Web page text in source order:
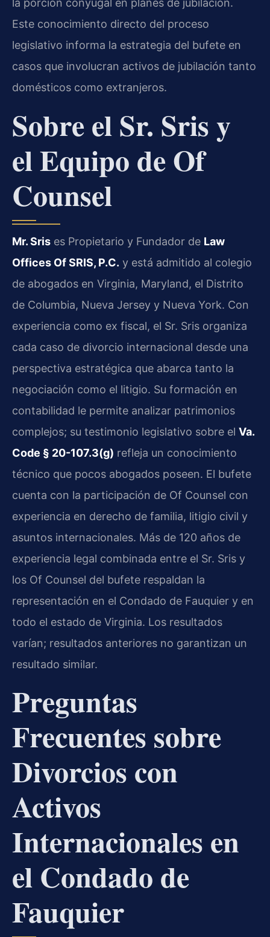
la porción conyugal en planes de jubilación.
Este conocimiento directo del proceso
legislativo informa la estrategia del bufete en
casos que involucran activos de jubilación tanto
domésticos como extranjeros.
Sobre el Sr. Sris y
el Equipo de Of
Counsel
Mr. Sris es Propietario y Fundador de Law
Offices Of SRIS, P.C. y está admitido al colegio
de abogados en Virginia, Maryland, el Distrito
de Columbia, Nueva Jersey y Nueva York. Con
experiencia como ex fiscal, el Sr. Sris organiza
cada caso de divorcio internacional desde una
perspectiva estratégica que abarca tanto la
negociación como el litigio. Su formación en
contabilidad le permite analizar patrimonios
complejos; su testimonio legislativo sobre el Va.
Code § 20-107.3(g) refleja un conocimiento
técnico que pocos abogados poseen. El bufete
cuenta con la participación de Of Counsel con
experiencia en derecho de familia, litigio civil y
asuntos internacionales. Más de 120 años de
experiencia legal combinada entre el Sr. Sris y
los Of Counsel del bufete respaldan la
representación en el Condado de Fauquier y en
todo el estado de Virginia. Los resultados
varían; resultados anteriores no garantizan un
resultado similar.
Preguntas
Frecuentes sobre
Divorcios con
Activos
Internacionales en
el Condado de
Fauquier